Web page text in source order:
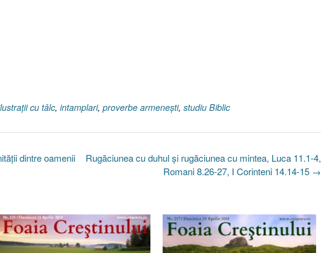
cu tâlc, intamplari, proverbe armeneşti, studiu Biblic
Rugăciunea cu duhul şi rugăciunea cu mintea, Luca 11.1-4,
Romani 8.26-27, I Corinteni 14.14-15 →
dintre oamenii